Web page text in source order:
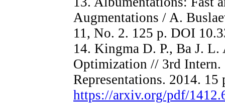
Augmentations / A.
11, No. 2. 125 p. DOI
14. Kingma D. P., Ba J.
Optimization // 3rd
Representations. 2014.
https://arxiv.org/pdf/